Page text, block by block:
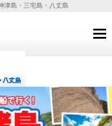
津島・三宅島・八丈島